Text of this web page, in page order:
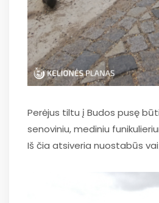
Perėjus tiltu į Budos pusę
senoviniu, mediniu
Iš čia atsiveria nuostabūs